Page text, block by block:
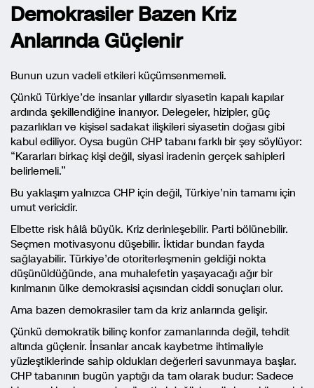
Demokrasiler Bazen Kriz
Anlarında Güçlenir
Bunun uzun vadeli etkileri küçümsenmemeli.
Çünkü Türkiye’de insanlar yıllardır siyasetin kapalı kapılar
ardında şekillendiğine inanıyor. Delegeler, hizipler, güç
pazarlıkları ve kişisel sadakat ilişkileri siyasetin doğası gibi
kabul ediliyor. Oysa bugün CHP tabanı farklı bir şey söylüyor:
“Kararları birkaç kişi değil, siyasi iradenin gerçek sahipleri
belirlemeli.”
Bu yaklaşım yalnızca CHP için değil, Türkiye’nin tamamı için
umut vericidir.
Elbette risk hâlâ büyük. Kriz derinleşebilir. Parti bölünebilir.
Seçmen motivasyonu düşebilir. İktidar bundan fayda
sağlayabilir. Türkiye’de otoriterleşmenin geldiği nokta
düşünüldüğünde, ana muhalefetin yaşayacağı ağır bir
kırılmanın ülke demokrasisi açısından ciddi sonuçları olur.
Ama bazen demokrasiler tam da kriz anlarında gelişir.
Çünkü demokratik bilinç konfor zamanlarında değil, tehdit
altında güçlenir. İnsanlar ancak kaybetme ihtimaliyle
yüzleştiklerinde sahip oldukları değerleri savunmaya başlar.
CHP tabanının bugün yaptığı da tam olarak budur: Sadece